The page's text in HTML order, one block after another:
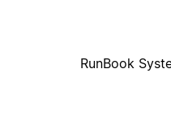
RunBook